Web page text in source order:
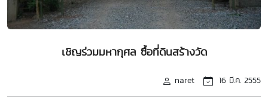
เชิญร่วมมหากุศล ซื้อที่ดินสร้างวัด
naret 16 มี.ค. 2555